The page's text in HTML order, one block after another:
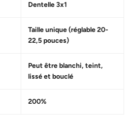
Dentelle 3x1
Taille unique (réglable 20-
22,5 pouces)
Peut être blanchi, teint,
lissé et bouclé
200%